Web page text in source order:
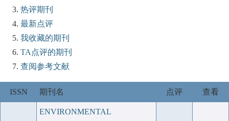
热评期刊
最新点评
我收藏的期刊
TA点评的期刊
查阅参考文献
ISSN 期刊名 点评 查看
ENVIRONMENTAL